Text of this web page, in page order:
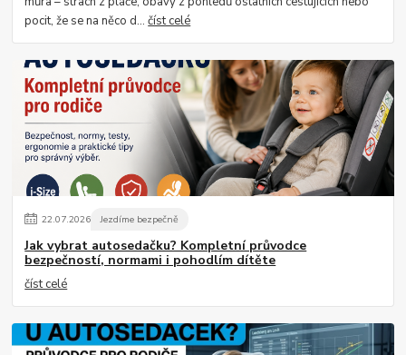
pocit, že se na něco d...číst celé
22.07.2026 Jezdíme bezpečně
Jak vybrat autosedačku? Kompletní průvodce
bezpečností, normami i pohodlím dítěte
číst celé